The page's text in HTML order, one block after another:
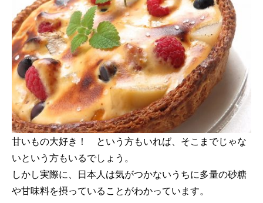
甘いもの大好き！ という方もいれば、そこまでじゃな
いという方もいるでしょう。
しかし実際に、日本人は気がつかないうちに多量の砂糖
や甘味料を摂っていることがわかっています。